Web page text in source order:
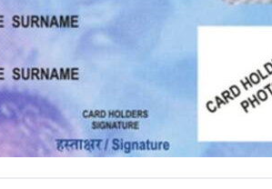
जा सकता है परस्पर उपयोग
केंद्र सरकार ने पैन और आधार कार्ड को
रिटर्न फ़ाइल करने के लिए पैन कार्ड
सेवाओं के लिए भी किया जा सकता है,